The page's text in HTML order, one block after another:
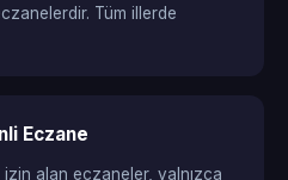
Tüm illerde
Eczane
izin alan eczaneler, yalnızca